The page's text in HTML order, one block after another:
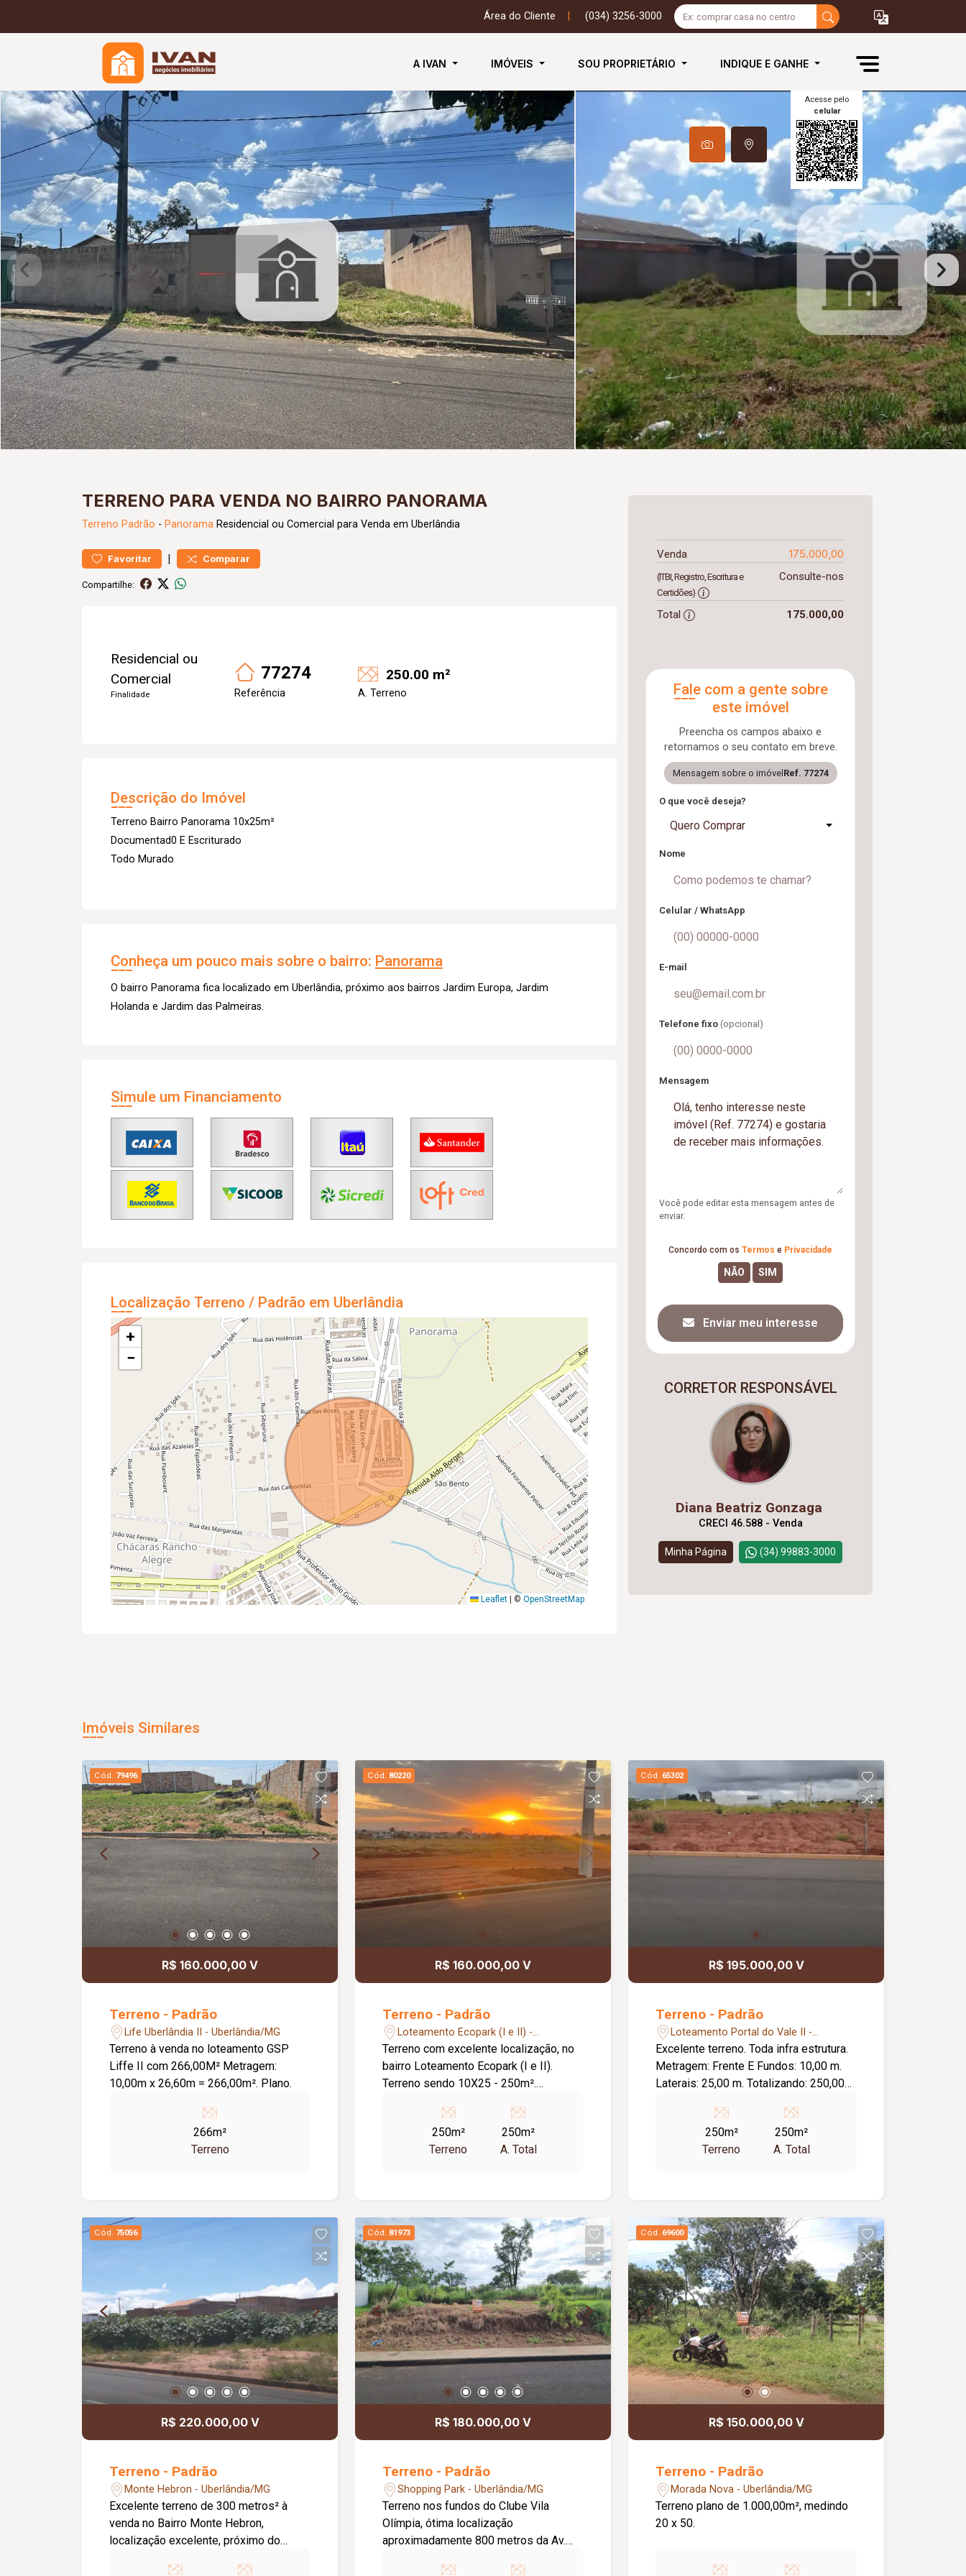
Área do Cliente (034) 3256-3000
A IVAN IMÓVEIS SOU PROPRIETÁRIO INDIQUE E GANHE
Acesse pelo
celular
TERRENO PARA VENDA NO BAIRRO PANORAMA
Terreno Padrão - Panorama Residencial ou Comercial para Venda em Uberlândia
Favoritar | Comparar
Compartilhe:
Residencial ou
Comercial
Finalidade
77274
Referência
250.00 m²
A. Terreno
Descrição do Imóvel
Terreno Bairro Panorama 10x25m²
Documentad0 E Escriturado
Todo Murado
Conheça um pouco mais sobre o bairro: Panorama
O bairro Panorama fica localizado em Uberlândia, próximo aos bairros Jardim Europa, Jardim
Holanda e Jardim das Palmeiras.
Simule um Financiamento
Localização Terreno / Padrão em Uberlândia
+
−
Leaflet © OpenStreetMap
Venda 175.000,00
(ITBI, Registro, Escritura e
Certidões)
Consulte-nos
Total 175.000,00
Fale com a gente sobre
este imóvel
Preencha os campos abaixo e
retornamos o seu contato em breve.
Mensagem sobre o imóvel Ref. 77274
O que você deseja?
Quero Comprar
Nome
Celular / WhatsApp
E-mail
Telefone fixo (opcional)
Mensagem
Você pode editar esta mensagem antes de
enviar.
Concordo com os Termos e Privacidade
Enviar meu interesse
CORRETOR RESPONSÁVEL
Diana Beatriz Gonzaga
CRECI 46.588 - Venda
Minha Página (34) 99883-3000
Imóveis Similares
Cód. 79496
R$ 160.000,00 V
Terreno - Padrão
Life Uberlândia II - Uberlândia/MG
Terreno à venda no loteamento GSP
Liffe II com 266,00M² Metragem:
10,00m x 26,60m = 266,00m². Plano.
266m²
Terreno
Cód. 80220
R$ 160.000,00 V
Terreno - Padrão
Loteamento Ecopark (I e II) -
Uberlândia/MG
Terreno com excelente localização, no
bairro Loteamento Ecopark (I e II).
Terreno sendo 10X25 - 250m².
250m²
Terreno
250m²
A. Total
Cód. 65302
R$ 195.000,00 V
Terreno - Padrão
Loteamento Portal do Vale II -
Uberlândia/MG
Excelente terreno. Toda infra estrutura.
Metragem: Frente E Fundos: 10,00 m.
Laterais: 25,00 m. Totalizando: 250,00
250m²
Terreno
250m²
A. Total
Cód. 75056
R$ 220.000,00 V
Terreno - Padrão
Monte Hebron - Uberlândia/MG
Excelente terreno de 300 metros² à
venda no Bairro Monte Hebron,
localização excelente, próximo do
Cód. 81973
R$ 180.000,00 V
Terreno - Padrão
Shopping Park - Uberlândia/MG
Terreno nos fundos do Clube Vila
Olímpia, ótima localização
aproximadamente 800 metros da Av.
Cód. 69600
R$ 150.000,00 V
Terreno - Padrão
Morada Nova - Uberlândia/MG
Terreno plano de 1.000,00m², medindo
20 x 50.